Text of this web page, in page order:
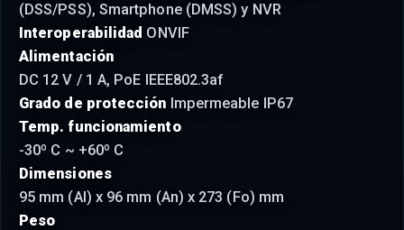
(DSS/PSS), Smartphone (DMSS) y NVR
Interoperabilidad ONVIF
Alimentación
DC 12 V / 1 A, PoE IEEE802.3af
Grado de protección Impermeable IP67
Temp. funcionamiento
-30º C ~ +60º C
Dimensiones
95 mm (Al) x 96 mm (An) x 273 (Fo) mm
Peso